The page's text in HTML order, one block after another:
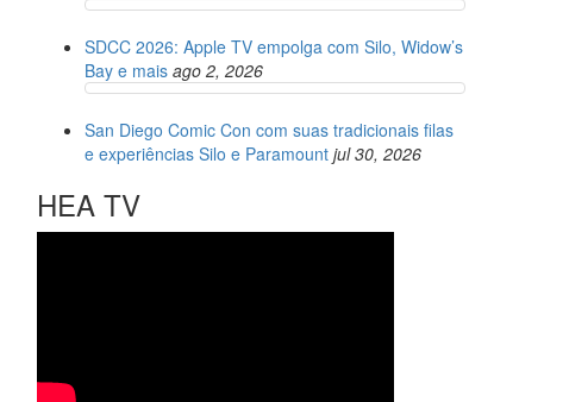
SDCC 2026: Apple TV empolga com Silo, Widow’s
Bay e mais ago 2, 2026
San Diego Comic Con com suas tradicionais filas
e experiências Silo e Paramount jul 30, 2026
HEA TV